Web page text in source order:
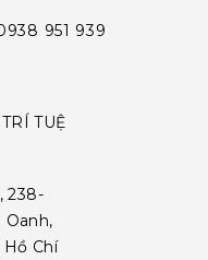
951 939
TUỆ
238-
Oanh,
Hồ Chí